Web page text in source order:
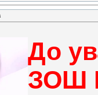
До
ЗОШ